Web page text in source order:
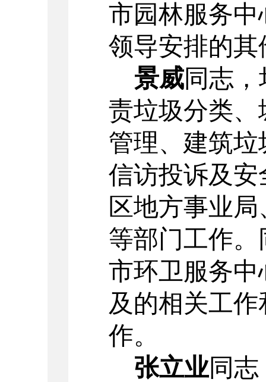
市园林服务
领导安排的其
景威同志，
责垃圾分类
管理、建筑
信访投诉及
区地方事业
等部门工作
市环卫服务
及的相关工
作。
张立业同志